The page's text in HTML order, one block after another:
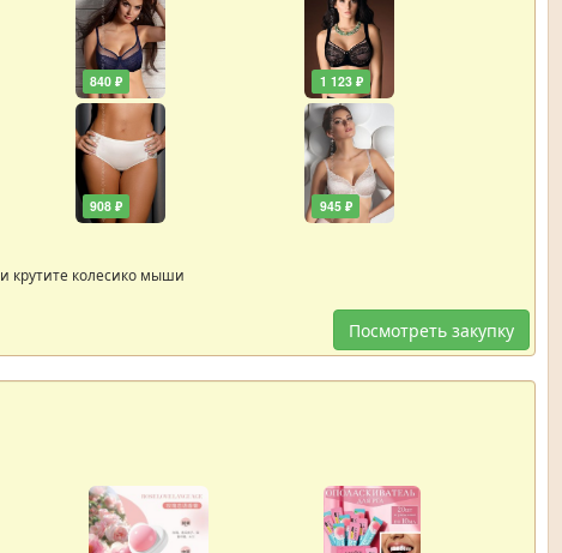
840 ₽
908 ₽
1 123 ₽
945 ₽
и крутите колесико мыши
Посмотреть закупку